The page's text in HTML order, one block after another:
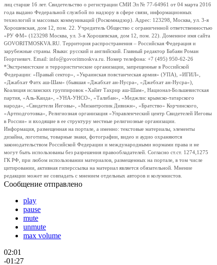
лиц старше 16 лет. Свидетельство о регистрации СМИ Эл № 77-64961 от 04 марта 2016
года выдано Федеральной службой по надзору в сфере связи, информационных
технологий и массовых коммуникаций (Роскомнадзор). Адрес: 123298, Москва, ул. 3-я
Хорошевская, дом 12, пом. 22. Учредитель Общество с ограниченной ответственностью
«РУ ФМ» (123298 Москва, ул. 3-я Хорошевская, дом 12, пом. 22). Доменное имя сайта
GOVORITMOSKVA.RU. Территория распространения – Российская Федерация и
зарубежные страны. Языки: русский и английский. Главный редактор Бабаян Роман
Георгиевич. Email: info@govoritmoskva.ru. Номер телефона: +7 (495) 950-62-26
*Экстремистские и террористические организации, запрещенные в Российской
Федерации: «Правый сектор», «Украинская повстанческая армия» (УПА), «ИГИЛ»,
«Джабхат Фатх аш-Шам» (бывшая «Джабхат ан-Нусра», «Джебхат ан-Нусра»),
Коалиция исламских группировок «Хайят Тахрир аш-Шам», Национал-Большевистская
партия, «Аль-Каида», «УНА-УНСО», «Талибан», «Меджлис крымско-татарского
народа», «Свидетели Иеговы», «Мизантропик Дивижн», «Братство» Корчинского,
«Артподготовка», Религиозная организация «Управленческий центр Свидетелей Иеговы
в России» и входящие в ее структуру местные религиозные организации.
Информация, размещенная на портале, а именно: текстовые материалы, элементы
дизайна, логотипы, товарные знаки, фотографии, видео и аудио охраняются
законодательством Российской Федерации и международными нормами права и не
могут быть использованы без разрешения правообладателей. Согласно ст.ст. 1274,1275
ГК РФ, при любом использовании материалов, размещенных на портале, в том числе
цитировании, активная гиперссылка на материал является обязательной. Мнение
редакции может не совпадать с мнением отдельных авторов и колумнистов.
Сообщение отправлено
play
pause
mute
unmute
max volume
02:01
-01:27